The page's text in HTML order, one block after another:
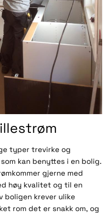
typer trevirke og
kan benyttes i en bolig.
gjerne med
høy kvalitet og til en
boligen krever ulike
rom det er snakk om, og